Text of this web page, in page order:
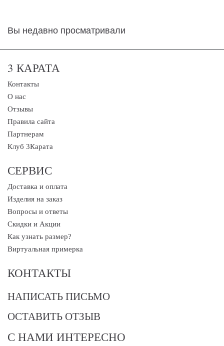
Вы недавно просматривали
3 КАРАТА
Контакты
О нас
Отзывы
Правила сайта
Партнерам
Клуб 3Карата
СЕРВИС
Доставка и оплата
Изделия на заказ
Вопросы и ответы
Скидки и Акции
Как узнать размер?
Виртуальная примерка
КОНТАКТЫ
НАПИСАТЬ ПИСЬМО
ОСТАВИТЬ ОТЗЫВ
С НАМИ ИНТЕРЕСНО